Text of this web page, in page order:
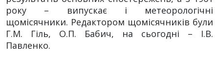
року – випускає і метеорологічні
щомісячники. Редактором щомісячників були
Г.М. Гіль, О.П. Бабич, на сьогодні – І.В.
Павленко.